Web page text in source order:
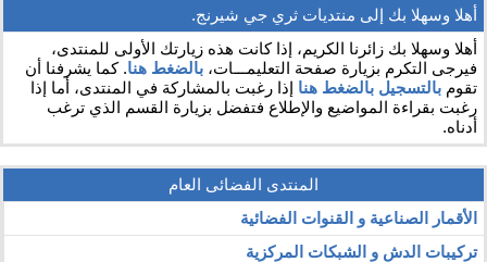
أهلا وسهلا بك إلى منتديات ثري جي شيرنج.
أهلا وسهلا بك زائرنا الكريم، إذا كانت هذه زيارتك الأولى للمنتدى،
فيرجى التكرم بزيارة صفحة التعليمـــات، بالضغط هنا. كما يشرفنا أن
تقوم بالتسجيل بالضغط هنا إذا رغبت بالمشاركة في المنتدى، أما إذا
رغبت بقراءة المواضيع والإطلاع فتفضل بزيارة القسم الذي ترغب
أدناه.
المنتدى الفضائى العام
الأقمار الصناعية و القنوات الفضائية
تركيبات الدش و الشبكات المركزية